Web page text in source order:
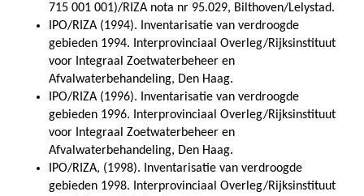
715 001 001)/RIZA nota nr 95.029, Bilthoven/Lelystad.
IPO/RIZA (1994). Inventarisatie van verdroogde
gebieden 1994. Interprovinciaal Overleg/Rijksinstituut
voor Integraal Zoetwaterbeheer en
Afvalwaterbehandeling, Den Haag.
IPO/RIZA (1996). Inventarisatie van verdroogde
gebieden 1996. Interprovinciaal Overleg/Rijksinstituut
voor Integraal Zoetwaterbeheer en
Afvalwaterbehandeling, Den Haag.
IPO/RIZA, (1998). Inventarisatie van verdroogde
gebieden 1998. Interprovinciaal Overleg/Rijksinstituut